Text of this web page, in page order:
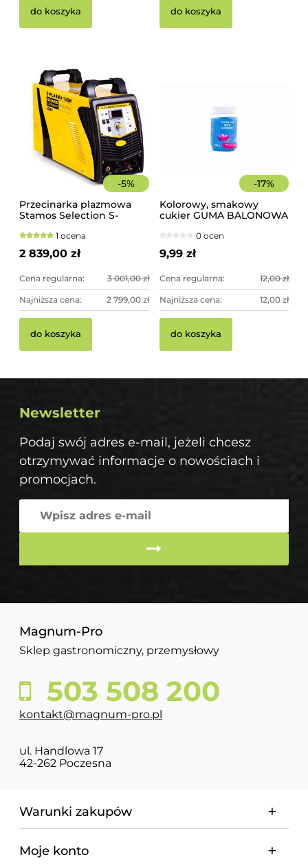
do koszyka do koszyka
-5%
Przecinarka plazmowa
Stamos Selection S-
1 ocena
2 839,00 zł
Cena regularna: 3 001,00 zł
Najniższa cena: 2 799,00 zł
do koszyka
-17%
Kolorowy, smakowy
cukier GUMA BALONOWA
0 ocen
9,99 zł
Cena regularna: 12,00 zł
Najniższa cena: 12,00 zł
do koszyka
Newsletter
Podaj swój adres e-mail, jeżeli chcesz
otrzymywać informacje o nowościach i
promocjach.
Magnum-Pro
Sklep gastronomiczny, przemysłowy
503 508 200
kontakt@magnum-pro.pl
ul. Handlowa 17
42-262 Poczesna
Warunki zakupów
Moje konto